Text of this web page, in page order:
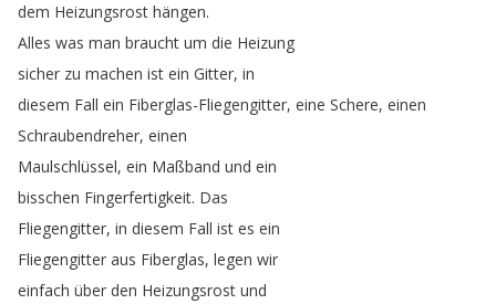
dem Heizungsrost hängen.
Alles was man braucht um die Heizung
sicher zu machen ist ein Gitter, in
diesem Fall ein Fiberglas-Fliegengitter, eine Schere, einen
Schraubendreher, einen
Maulschlüssel, ein Maßband und ein
bisschen Fingerfertigkeit. Das
Fliegengitter, in diesem Fall ist es ein
Fliegengitter aus Fiberglas, legen wir
einfach über den Heizungsrost und